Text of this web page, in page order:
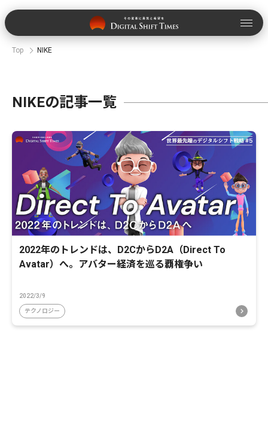
Top NIKE
NIKEの記事一覧
2022年のトレンドは、D2CからD2A（Direct To
Avatar）へ。アバター経済を巡る覇権争い
2022/3/9
テクノロジー